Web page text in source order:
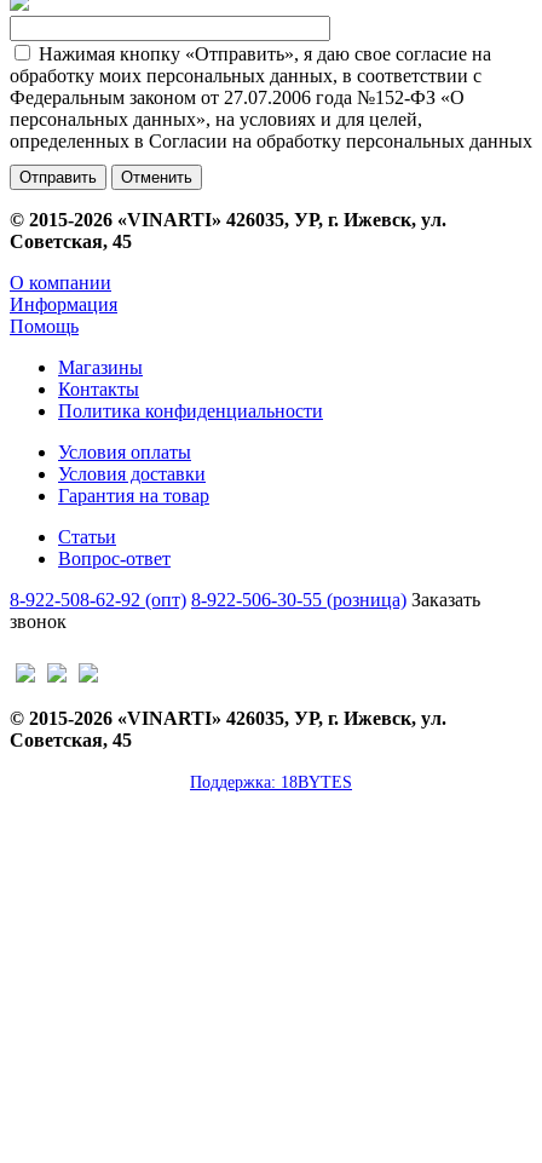
Нажимая кнопку «Отправить», я даю свое согласие на
обработку моих персональных данных, в соответствии с
Федеральным законом от 27.07.2006 года №152-ФЗ «О
персональных данных», на условиях и для целей,
определенных в Согласии на обработку персональных данных
Отменить
© 2015-2026 «VINARTI» 426035, УР, г. Ижевск, ул.
Советская, 45
О компании
Информация
Помощь
Магазины
Контакты
Политика конфиденциальности
Условия оплаты
Условия доставки
Гарантия на товар
Статьи
Вопрос-ответ
8-922-508-62-92 (опт) 8-922-506-30-55 (розница) Заказать
звонок
© 2015-2026 «VINARTI» 426035, УР, г. Ижевск, ул.
Советская, 45
Поддержка: 18BYTES